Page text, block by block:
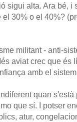
sigui alta. Ara bé, i
30% o el 40%?
militant - anti-
aviat crec que és
amb el
quan
que sí. I potser
atur,